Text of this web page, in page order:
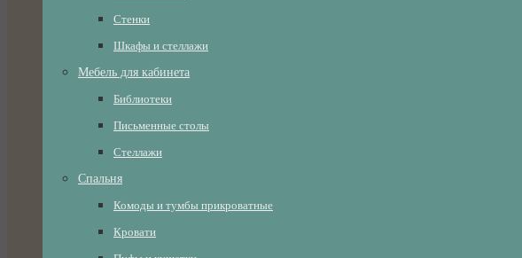
Стенки
Шкафы и стеллажи
Мебель для кабинета
Библиотеки
Письменные столы
Стеллажи
Спальня
Комоды и тумбы прикроватные
Кровати